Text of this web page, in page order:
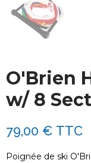
O'Brien
w/ 8
79,00 € TTC
Poignée de ski